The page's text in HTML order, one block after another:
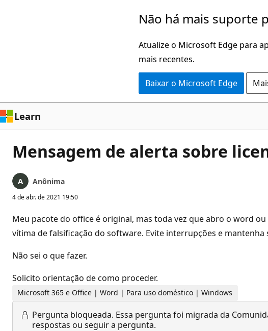
Não há mais suporte
Atualize o Microsoft Edge para
mais recentes.
Baixar o Microsoft Edge
Learn
Mensagem de alerta sobre
Anônima
4 de abr. de 2021 19:50
Meu pacote do office é original, mas toda vez que abro o word ou
vítima de falsificação do software. Evite interrupções e
Não sei o que fazer.
Solicito orientação de como proceder.
Microsoft 365 e Office | Word | Para uso doméstico | Windows
Pergunta bloqueada. Essa pergunta foi migrada da
respostas ou seguir a pergunta.